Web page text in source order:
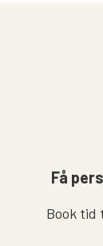
Få
Book tid